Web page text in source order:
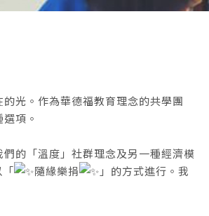
光。作為華德福教育理念的共學團
項。
的「溫度」社群理念及另一種經濟模
隨緣樂捐
」的方式進行。我